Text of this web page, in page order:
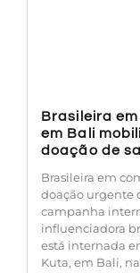
Brasileira
em Bali
doação de
Brasileira em
doação urgente
campanha
influenciadora
está internada
Kuta, em Bali,